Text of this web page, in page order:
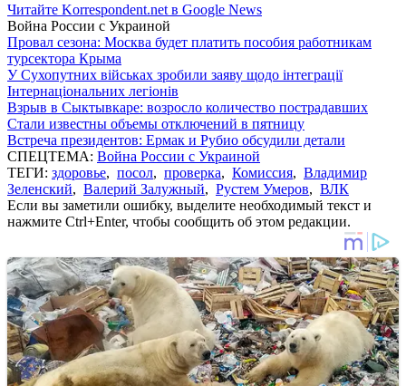
Читайте Korrespondent.net в Google News
Война России с Украиной
Провал сезона: Москва будет платить пособия работникам
турсектора Крыма
У Сухопутних військах зробили заяву щодо інтеграції
Інтернаціональних легіонів
Взрыв в Сыктывкаре: возросло количество пострадавших
Стали известны объемы отключений в пятницу
Встреча президентов: Ермак и Рубио обсудили детали
СПЕЦТЕМА: Война России с Украиной
ТЕГИ: здоровье, посол, проверка, Комиссия, Владимир
Зеленский, Валерий Залужный, Рустем Умеров, ВЛК
Если вы заметили ошибку, выделите необходимый текст и
нажмите Ctrl+Enter, чтобы сообщить об этом редакции.